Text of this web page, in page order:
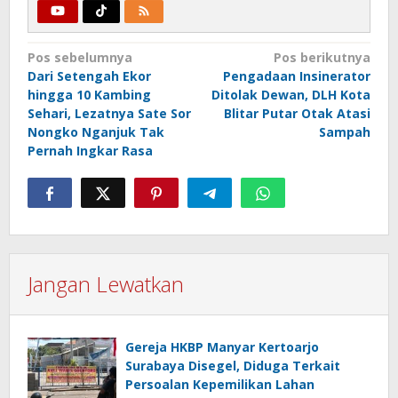
Navigasi
pos
Pos sebelumnya
Dari Setengah Ekor
hingga 10 Kambing
Sehari, Lezatnya Sate Sor
Nongko Nganjuk Tak
Pernah Ingkar Rasa
Pos berikutnya
Pengadaan Insinerator
Ditolak Dewan, DLH Kota
Blitar Putar Otak Atasi
Sampah
Jangan Lewatkan
Gereja HKBP Manyar Kertoarjo
Surabaya Disegel, Diduga Terkait
Persoalan Kepemilikan Lahan